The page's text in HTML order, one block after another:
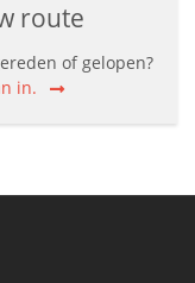
route
of gelopen?
in.